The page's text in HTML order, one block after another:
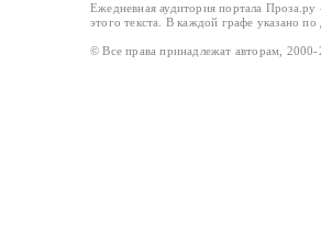
Ежедневная аудитория портала
этого текста. В каждой графе указано
© Все права принадлежат авторам,